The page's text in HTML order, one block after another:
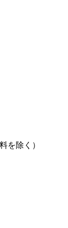
を除く）